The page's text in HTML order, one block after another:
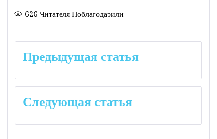
626 Читателя Поблагодарили
поПредыдущая статья
Следующая статья